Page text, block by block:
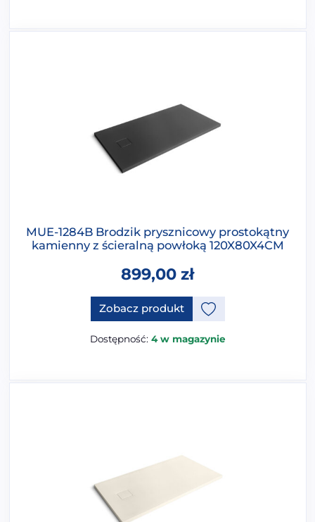
MUE-1284B Brodzik prysznicowy prostokątny
kamienny z ścieralną powłoką 120X80X4CM
899,00 zł
Zobacz produktTen produkt ma opcje, które
Dostępność: 4 w magazynie